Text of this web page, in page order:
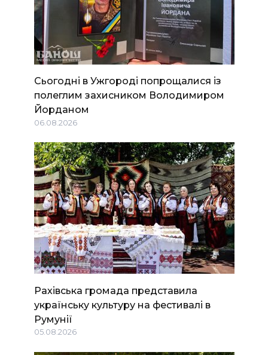
Сьогодні в Ужгороді попрощалися із
полеглим захисником Володимиром
Йорданом
06.08.2026
Рахівська громада представила
українську культуру на фестивалі в
Румунії
05.08.2026